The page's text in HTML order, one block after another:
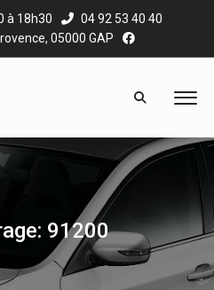
à 18h30
04 92 53 40 40
05000 GAP
91200